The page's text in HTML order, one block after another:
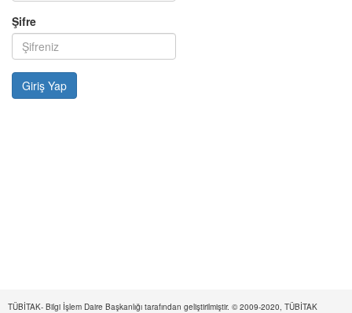
Şifre
TÜBİTAK- Bilgi İşlem Daire Başkanlığı tarafından geliştirilmiştir. © 2009-2020, TÜBİTAK